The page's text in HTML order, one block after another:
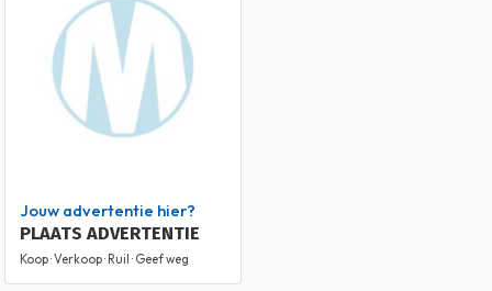
Jouw advertentie hier?
PLAATS ADVERTENTIE
Koop · Verkoop · Ruil · Geef weg